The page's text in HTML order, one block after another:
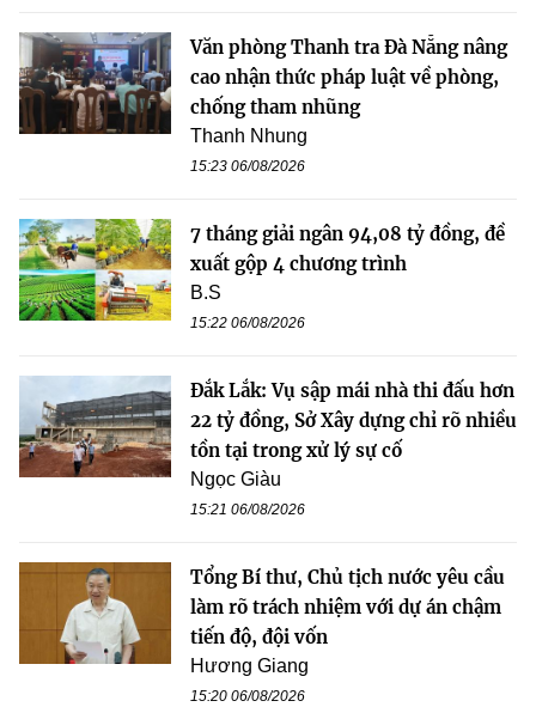
Văn phòng Thanh tra Đà Nẵng nâng
cao nhận thức pháp luật về phòng,
chống tham nhũng
Thanh Nhung
15:23 06/08/2026
7 tháng giải ngân 94,08 tỷ đồng, đề
xuất gộp 4 chương trình
B.S
15:22 06/08/2026
Đắk Lắk: Vụ sập mái nhà thi đấu hơn
22 tỷ đồng, Sở Xây dựng chỉ rõ nhiều
tồn tại trong xử lý sự cố
Ngọc Giàu
15:21 06/08/2026
Tổng Bí thư, Chủ tịch nước yêu cầu
làm rõ trách nhiệm với dự án chậm
tiến độ, đội vốn
Hương Giang
15:20 06/08/2026